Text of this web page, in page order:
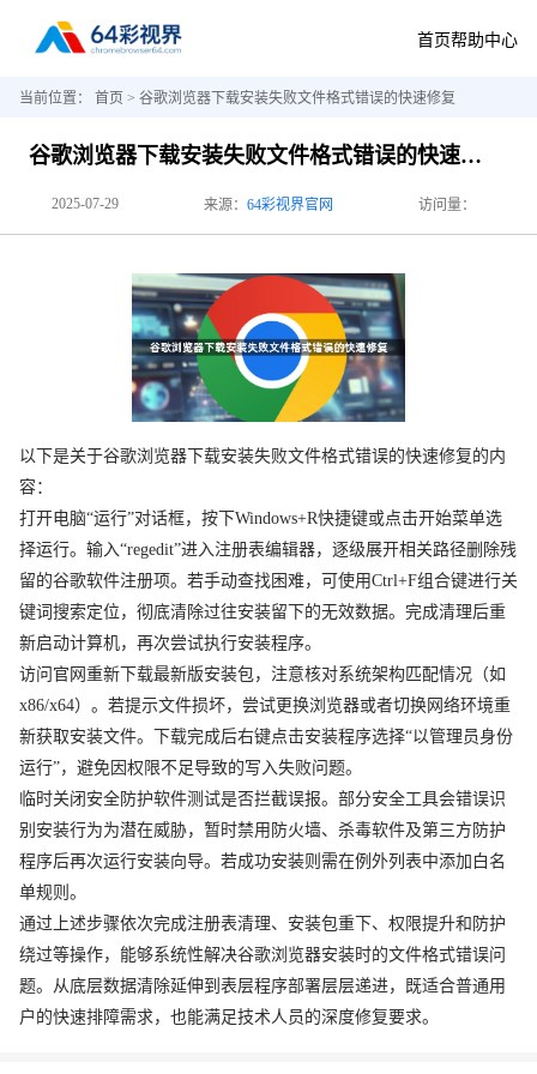
首页帮助中心
当前位置： 首页 > 谷歌浏览器下载安装失败文件格式错误的快速修复
谷歌浏览器下载安装失败文件格式错误的快速修复
2025-07-29 来源： 64彩视界官网 访问量：
以下是关于谷歌浏览器下载安装失败文件格式错误的快速修复的内
容：
打开电脑“运行”对话框，按下Windows+R快捷键或点击开始菜单选
择运行。输入“regedit”进入注册表编辑器，逐级展开相关路径删除残
留的谷歌软件注册项。若手动查找困难，可使用Ctrl+F组合键进行关
键词搜索定位，彻底清除过往安装留下的无效数据。完成清理后重
新启动计算机，再次尝试执行安装程序。
访问官网重新下载最新版安装包，注意核对系统架构匹配情况（如
x86/x64）。若提示文件损坏，尝试更换浏览器或者切换网络环境重
新获取安装文件。下载完成后右键点击安装程序选择“以管理员身份
运行”，避免因权限不足导致的写入失败问题。
临时关闭安全防护软件测试是否拦截误报。部分安全工具会错误识
别安装行为为潜在威胁，暂时禁用防火墙、杀毒软件及第三方防护
程序后再次运行安装向导。若成功安装则需在例外列表中添加白名
单规则。
通过上述步骤依次完成注册表清理、安装包重下、权限提升和防护
绕过等操作，能够系统性解决谷歌浏览器安装时的文件格式错误问
题。从底层数据清除延伸到表层程序部署层层递进，既适合普通用
户的快速排障需求，也能满足技术人员的深度修复要求。